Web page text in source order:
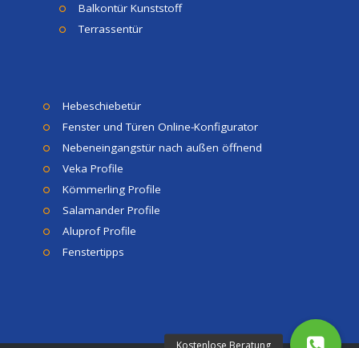
Balkontür Kunststoff
Terrassentür
Hebeschiebetür
Fenster und Türen Online-Konfigurator
Nebeneingangstür nach außen öffnend
Veka Profile
Kömmerling Profile
Salamander Profile
Aluprof Profile
Fenstertipps